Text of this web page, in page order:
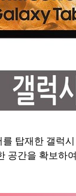
탑재한 갤럭
공간을 확보하